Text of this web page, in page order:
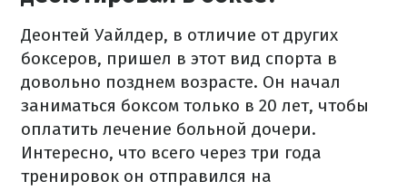
Деонтей Уайлдер, в отличие от других
боксеров, пришел в этот вид спорта в
довольно позднем возрасте. Он начал
заниматься боксом только в 20 лет, чтобы
оплатить лечение больной дочери.
Интересно, что всего через три года
тренировок он отправился на